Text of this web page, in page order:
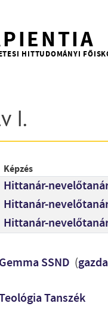
HITTUDOMÁNYI
I.
Képzés
Hittanár-
Hittanár-
Hittanár-
SSND (
Tanszék